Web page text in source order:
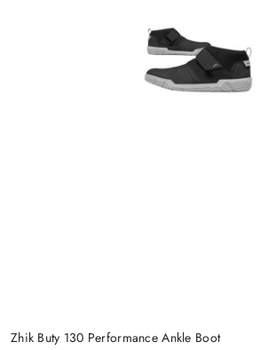
Zhik Buty 130 Performance Ankle Boot